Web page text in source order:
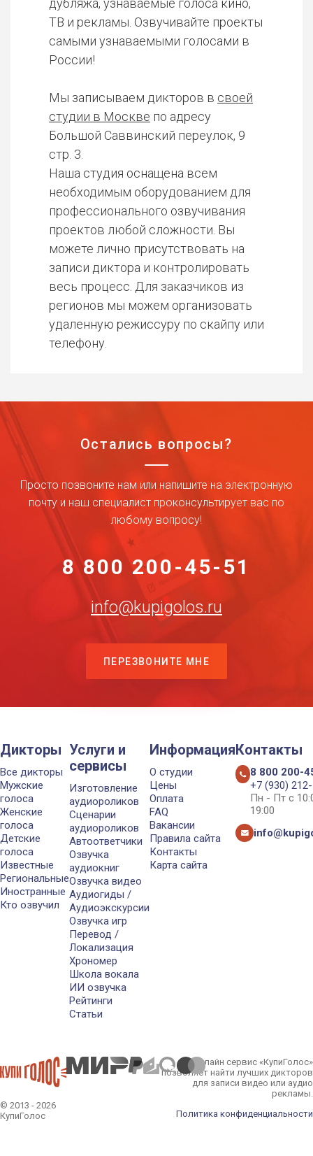
дубляжа, узнаваемые голоса кино,
ТВ и рекламы. Озвучивайте проекты
самыми узнаваемыми голосами в
России!
Мы записываем дикторов в своей
студии в Москве по адресу
Большой Саввинский переулок, 9
стр. 3.
Наша студия оснащена всем
необходимым оборудованием для
профессионального озвучивания
проектов любой сложности. Вы
можете лично присутствовать на
записи диктора и контролировать
весь процесс. Для заказчиков из
регионов мы можем организовать
удаленную режиссуру по скайпу или
телефону.
Остались вопросы?
Просто позвоните нам или напишите на электронную
почту и наш специалист проконсультирует вас по
любому вопросу!
8 800 200-45-51
info@kupigolos.ru
ПЕРЕЗВОНИТЕ МНЕ
Дикторы
Все дикторы
Мужские
голоса
Женские
голоса
Детские
голоса
Известные
Региональные
Иностранные
Кто озвучил
Услуги и
сервисы
Изготовление
аудиороликов
Сценарии
аудиороликов
Автоответчики
Озвучка
аудиокниг
Озвучка видео
Аудиогиды /
Аудиоэкскурсии
Озвучка игр
Перевод /
Локализация
Хрономер
Школа вокала
ИИ озвучка
Рейтинги
Статьи
Информация
О студии
Цены
Оплата
FAQ
Вакансии
Правила сайта
Контакты
Карта сайта
Контакты
8 800 200-
+7 (930)
Пн - Пт с
19:00
© 2013 - 2026
КупиГолос
Онлайн сервис «КупиГолос»
позволяет найти лучших дикторов
для записи видео или аудио
рекламы.
Политика конфиденциальности